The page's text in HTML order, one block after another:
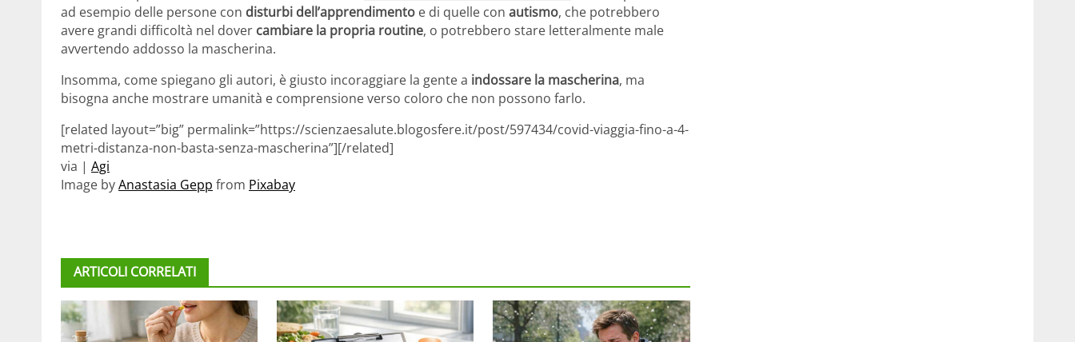
ad esempio delle persone con disturbi dell’apprendimento e di quelle con autismo, che potrebbero
avere grandi difficoltà nel dover cambiare la propria routine, o potrebbero stare letteralmente male
avvertendo addosso la mascherina.
Insomma, come spiegano gli autori, è giusto incoraggiare la gente a indossare la mascherina, ma
bisogna anche mostrare umanità e comprensione verso coloro che non possono farlo.
[related layout=”big” permalink=”https://scienzaesalute.blogosfere.it/post/597434/covid-viaggia-fino-a-4-
metri-distanza-non-basta-senza-mascherina”][/related]
via | Agi
Image byAnastasia Gepp from Pixabay
ARTICOLI CORRELATI